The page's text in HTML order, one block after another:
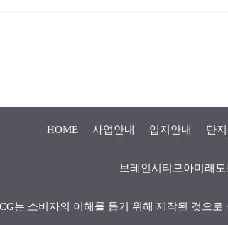
HOME 사업안내 입지안내 단
브레인시티모아미래
는 소비자의 이해를 돕기 위해 제작된 것으